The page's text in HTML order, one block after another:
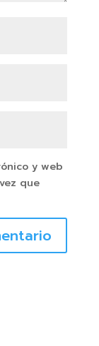
y web
que